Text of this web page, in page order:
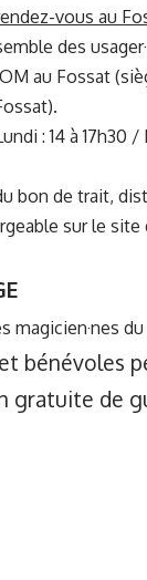
vous au
des
au Fossat
: 14 à 17h30 /
bon de trait,
sur le site
magicien·nes du
bénévoles
gratuite de